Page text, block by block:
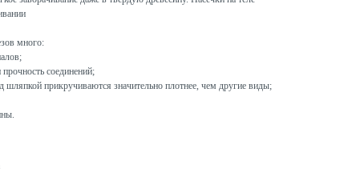
много:
соединений;
шляпкой прикручиваются значительно плотнее, чем другие виды;